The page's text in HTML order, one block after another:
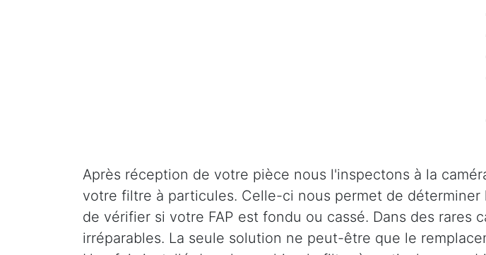
Après réception de votre pièce nous l'inspectons à la
votre filtre à particules. Celle-ci nous permet de
de vérifier si votre FAP est fondu ou cassé. Dans des
irréparables. La seule solution ne peut-être que le